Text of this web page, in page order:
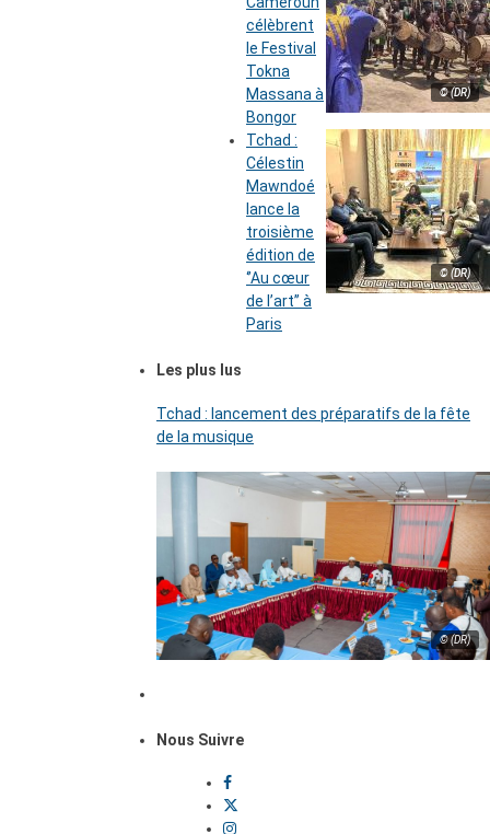
© (DR)
célèbrent
le Festival
Tokna
Massana à
Bongor
© (DR)
Tchad :
Célestin
Mawndoé
lance la
troisième
édition de
‘’Au cœur
de l’art’’ à
Paris
Les plus lus
Tchad : lancement des préparatifs de la fête
de la musique
© (DR)
Nous Suivre